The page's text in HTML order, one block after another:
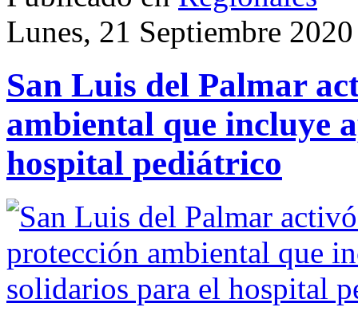
Lunes, 21 Septiembre
San Luis del Palmar
ambiental que incluye
hospital pediátrico